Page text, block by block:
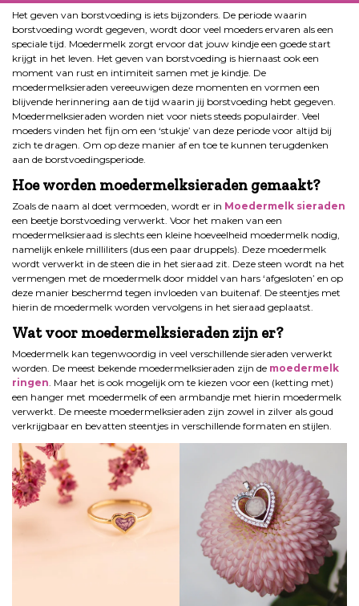
Het geven van borstvoeding is iets bijzonders. De periode waarin
borstvoeding wordt gegeven, wordt door veel moeders ervaren als een
speciale tijd. Moedermelk zorgt ervoor dat jouw kindje een goede start
krijgt in het leven. Het geven van borstvoeding is hiernaast ook een
moment van rust en intimiteit samen met je kindje. De
moedermelksieraden vereeuwigen deze momenten en vormen een
blijvende herinnering aan de tijd waarin jij borstvoeding hebt gegeven.
Moedermelksieraden worden niet voor niets steeds populairder. Veel
moeders vinden het fijn om een ‘stukje’ van deze periode voor altijd bij
zich te dragen. Om op deze manier af en toe te kunnen terugdenken
aan de borstvoedingsperiode.
Hoe worden moedermelksieraden gemaakt?
Zoals de naam al doet vermoeden, wordt er in Moedermelk sieraden
een beetje borstvoeding verwerkt. Voor het maken van een
moedermelksieraad is slechts een kleine hoeveelheid moedermelk nodig,
namelijk enkele milliliters (dus een paar druppels). Deze moedermelk
wordt verwerkt in de steen die in het sieraad zit. Deze steen wordt na het
vermengen met de moedermelk door middel van hars ‘afgesloten’ en op
deze manier beschermd tegen invloeden van buitenaf. De steentjes met
hierin de moedermelk worden vervolgens in het sieraad geplaatst.
Wat voor moedermelksieraden zijn er?
Moedermelk kan tegenwoordig in veel verschillende sieraden verwerkt
worden. De meest bekende moedermelksieraden zijn de moedermelk
ringen. Maar het is ook mogelijk om te kiezen voor een (ketting met)
een hanger met moedermelk of een armbandje met hierin moedermelk
verwerkt. De meeste moedermelksieraden zijn zowel in zilver als goud
verkrijgbaar en bevatten steentjes in verschillende formaten en stijlen.